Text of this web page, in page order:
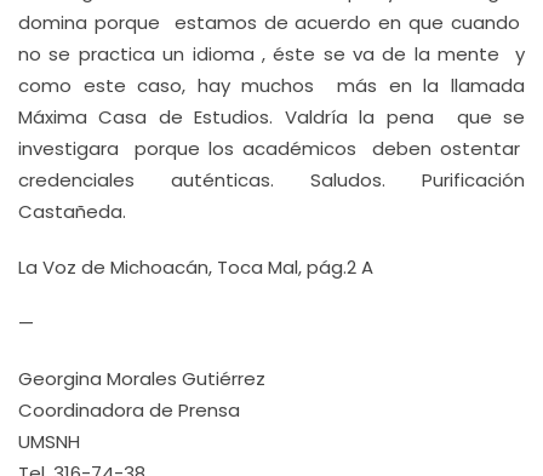
domina porque estamos de acuerdo en que cuando
no se practica un idioma , éste se va de la mente y
como este caso, hay muchos más en la llamada
Máxima Casa de Estudios. Valdría la pena que se
investigara porque los académicos deben ostentar
credenciales auténticas. Saludos. Purificación
Castañeda.
La Voz de Michoacán, Toca Mal, pág.2 A
—
Georgina Morales Gutiérrez
Coordinadora de Prensa
UMSNH